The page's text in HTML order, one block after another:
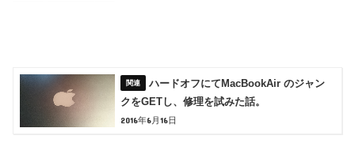
ハードオフにてMacBookAir のジャン
クをGETし、修理を試みた話。
2016年6月16日